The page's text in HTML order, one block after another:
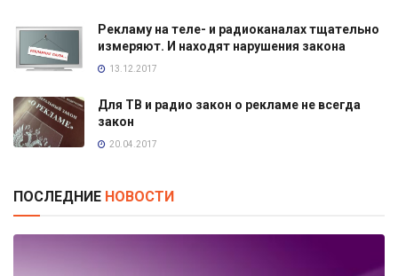
Рекламу на теле- и радиоканалах тщательно
измеряют. И находят нарушения закона
13.12.2017
Для ТВ и радио закон о рекламе не всегда
закон
20.04.2017
ПОСЛЕДНИЕ НОВОСТИ